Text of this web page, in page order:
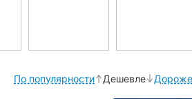
По популярности Дешевле Дороже